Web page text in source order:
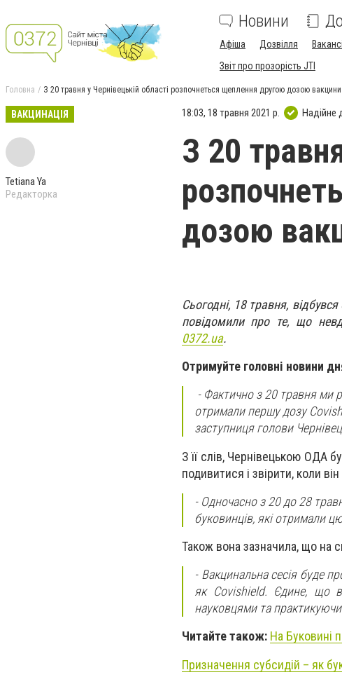
Новини
Афіша Дозвілля
Звіт про прозорість JTI
Головна З 20 травня у Чернівецькій області розпочнеться щеплення другою дозою
ВАКЦИНАЦІЯ
Tetiana Ya
Редакторка
18:03, 18 травня 2021 р. Надійне
З 20
дозою
Сьогодні, 18 травня,
повідомили про те, що
0372.ua.
Отримуйте головні новини
- Фактично з 20 травня ми
отримали першу дозу
заступниця голови
З її слів, Чернівецькою ОДА
подивитися і звірити, коли
- Одночасно з 20 до 28
буковинців, які отримали
Також вона зазначила, що на
- Вакцинальна сесія буде
як Covishield. Єдине, що
науковцями та
Читайте також: На Буковині
Призначення субсидій – як